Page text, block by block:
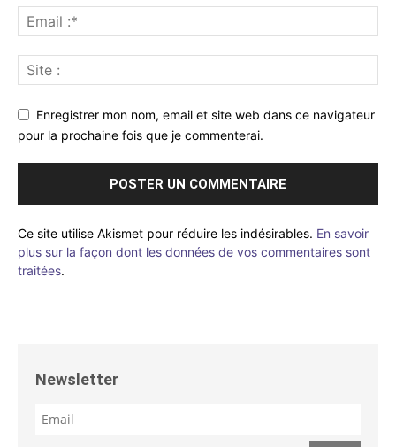
Enregistrer mon nom, email et site web dans ce navigateur
pour la prochaine fois que je commenterai.
Ce site utilise Akismet pour réduire les indésirables. En savoir
plus sur la façon dont les données de vos commentaires sont
traitées.
Newsletter